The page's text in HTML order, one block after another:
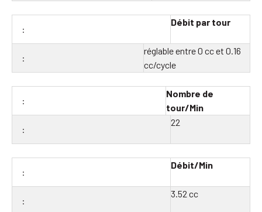
Débit par tour
réglable entre 0 cc et 0.16
cc/cycle
Nombre de
tour/Min
22
Débit/Min
3.52 cc